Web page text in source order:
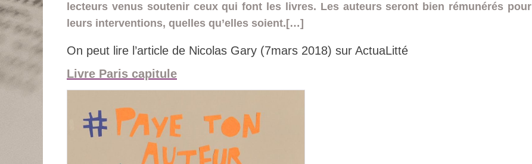
lecteurs venus soutenir ceux qui font les livres. Les auteurs seront bien rémunérés pour
leurs interventions, quelles qu’elles soient.[…]
On peut lire l’article de Nicolas Gary (7mars 2018) sur ActuaLitté
Livre Paris capitule